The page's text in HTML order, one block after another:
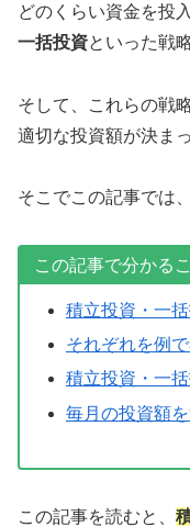
どのくらい資金を投
一括投資といった戦
そして、これらの戦
適切な投資額が決ま
そこでこの記事では
この記事で分かる
積立投資・一
それぞれを例
積立投資・一
毎月の投資額
この記事を読むと、